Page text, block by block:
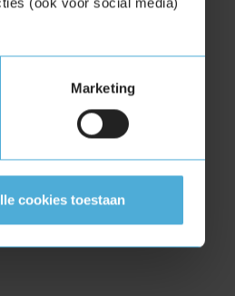
Marketing
cookies toestaan